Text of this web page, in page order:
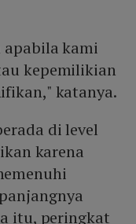
kami
kepemilikian
katanya.
di level
karena
itu, peringkat